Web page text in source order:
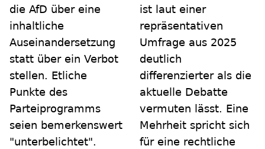
die AfD über eine
inhaltliche
Auseinandersetzung
statt über ein Verbot
stellen. Etliche
Punkte des
Parteiprogramms
seien bemerkenswert
"unterbelichtet".
ist laut einer
repräsentativen
Umfrage aus 2025
deutlich
differenzierter als die
aktuelle Debatte
vermuten lässt. Eine
Mehrheit spricht sich
für eine rechtliche